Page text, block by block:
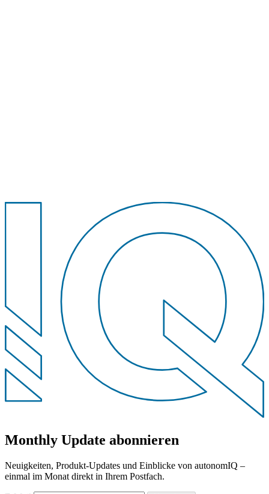
Monthly Update abonnieren
Neuigkeiten, Produkt-Updates und Einblicke von autonomIQ –
einmal im Monat direkt in Ihrem Postfach.